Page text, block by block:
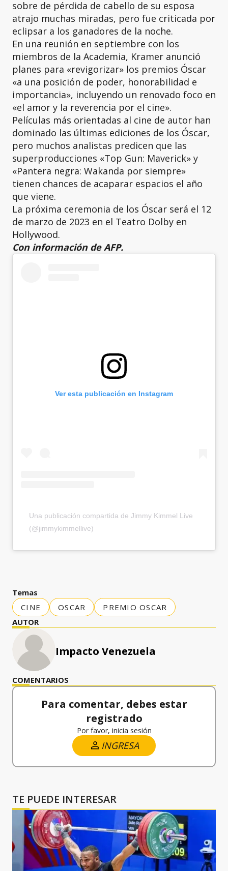
sobre de pérdida de cabello de su esposa
atrajo muchas miradas, pero fue criticada por
eclipsar a los ganadores de la noche.
En una reunión en septiembre con los
miembros de la Academia, Kramer anunció
planes para «revigorizar» los premios Óscar
«a una posición de poder, honorabilidad e
importancia», incluyendo un renovado foco en
«el amor y la reverencia por el cine».
Películas más orientadas al cine de autor han
dominado las últimas ediciones de los Óscar,
pero muchos analistas predicen que las
superproducciones «Top Gun: Maverick» y
«Pantera negra: Wakanda por siempre»
tienen chances de acaparar espacios el año
que viene.
La próxima ceremonia de los Óscar será el 12
de marzo de 2023 en el Teatro Dolby en
Hollywood.
Con información de AFP.
Ver esta publicación en Instagram
Una publicación compartida de Jimmy Kimmel Live
(@jimmykimmellive)
Temas
CINE
OSCAR
PREMIO OSCAR
AUTOR
Impacto Venezuela
COMENTARIOS
Para comentar, debes estar
registrado
Por favor, inicia sesión
INGRESA
TE PUEDE INTERESAR